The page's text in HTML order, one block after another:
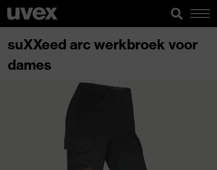
suXXeed arc werkbroek voor
dames